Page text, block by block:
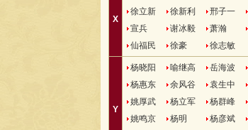
X
徐立新
徐新利 邢子一
宣兵
谢冰毅 萧瀚
仙福民
徐豪 徐志敏
Y
杨晓阳 喻继高 岳海波
杨惠东
余风谷 袁生中
姚厚武
杨立军 杨群峰
姚鸣京
杨明 杨彦斌